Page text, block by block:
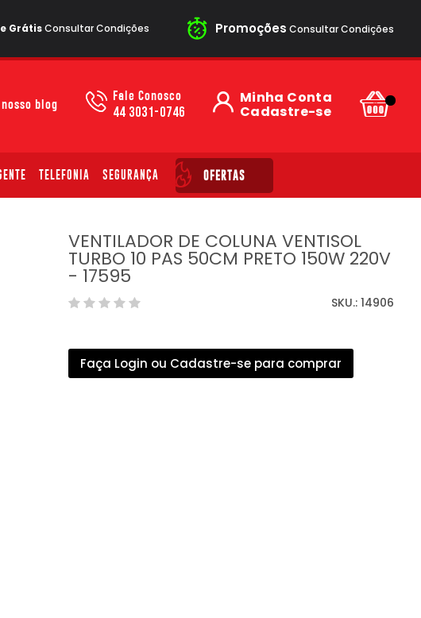
GrátisConsultar Condições Promoções Consultar Condições
blog Fale Conosco
44 3031-0746
Minha Conta
Cadastre-se
TELEFONIA SEGURANÇA OFERTAS
VENTILADOR DE COLUNA VENTISOL
TURBO 10 PAS 50CM PRETO 150W 220V
- 17595
SKU.: 14906
Faça Login ou Cadastre-se para comprar